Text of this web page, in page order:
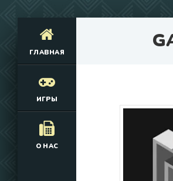
ГЛАВНАЯ
ИГРЫ
О НАС